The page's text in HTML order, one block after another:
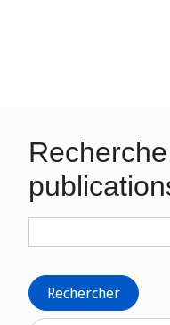
Rechercher